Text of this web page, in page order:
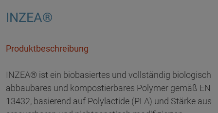
INZEA®
Produktbeschreibung
INZEA® ist ein biobasiertes und vollständig biologisch
abbaubares und kompostierbares Polymer gemäß EN
13432, basierend auf Polylactide (PLA) und Stärke aus